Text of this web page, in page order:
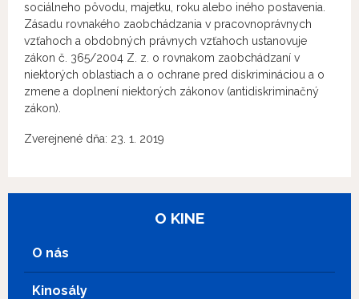
sociálneho pôvodu, majetku, roku alebo iného postavenia.
Zásadu rovnakého zaobchádzania v pracovnoprávnych
vzťahoch a obdobných právnych vzťahoch ustanovuje
zákon č. 365/2004 Z. z. o rovnakom zaobchádzaní v
niektorých oblastiach a o ochrane pred diskrimináciou a o
zmene a doplnení niektorých zákonov (antidiskriminačný
zákon).
Zverejnené dňa: 23. 1. 2019
O KINE
O nás
Kinosály